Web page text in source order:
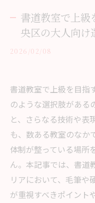
書道教室で上級
央区の大人向け
2026/02/08
書道教室で上級を目指
のような選択肢がある
と、さらなる技術や表
も、数ある教室のなか
体制が整っている場所
ん。本記事では、書道
リアにおいて、毛筆や
が重視すべきポイント